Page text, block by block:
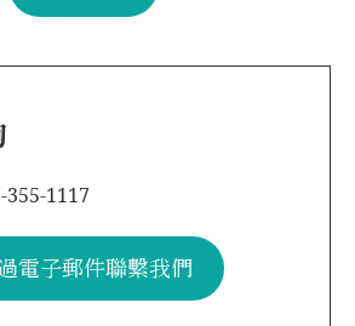
355-1117
電子郵件聯繫我們